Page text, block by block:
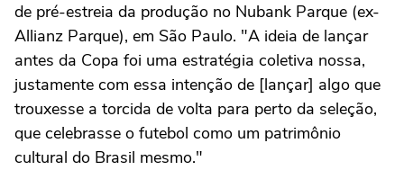
de pré-estreia da produção no Nubank Parque (ex-
Allianz Parque), em São Paulo. "A ideia de lançar
antes da Copa foi uma estratégia coletiva nossa,
justamente com essa intenção de [lançar] algo que
trouxesse a torcida de volta para perto da seleção,
que celebrasse o futebol como um patrimônio
cultural do Brasil mesmo."